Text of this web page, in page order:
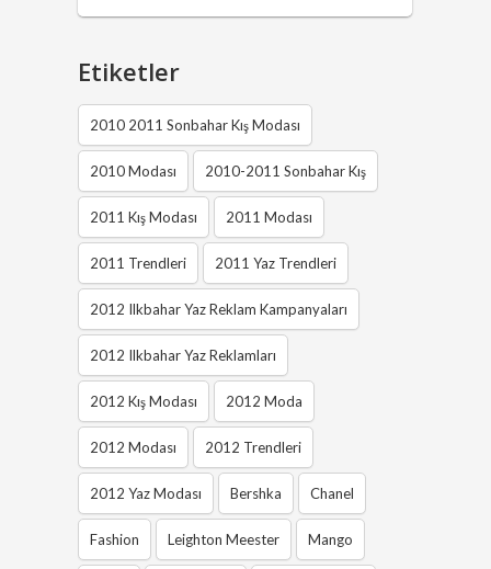
Etiketler
2010 2011 Sonbahar Kış Modası
2010 Modası 2010-2011 Sonbahar Kış
2011 Kış Modası 2011 Modası
2011 Trendleri 2011 Yaz Trendleri
2012 Ilkbahar Yaz Reklam Kampanyaları
2012 Ilkbahar Yaz Reklamları
2012 Kış Modası 2012 Moda
2012 Modası 2012 Trendleri
2012 Yaz Modası Bershka Chanel
Fashion Leighton Meester Mango